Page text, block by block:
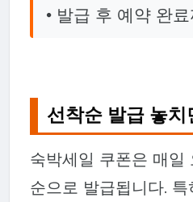
• 발급 후 예약 완
선착순 발급 놓
숙박세일 쿠폰은 매일
순으로 발급됩니다.